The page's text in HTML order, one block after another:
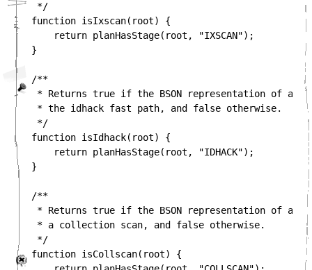
*/
function isIxscan(root) {
    return planHasStage(root, "IXSCAN");
}
/**
* Returns true if the BSON representation of a
* the idhack fast path, and false otherwise.
*/
function isIdhack(root) {
    return planHasStage(root, "IDHACK");
}
/**
* Returns true if the BSON representation of a
* a collection scan, and false otherwise.
*/
function isCollscan(root) {